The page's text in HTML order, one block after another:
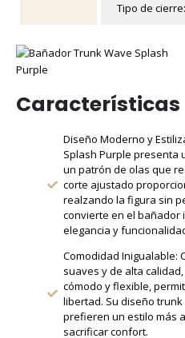
Tipo de
Características
Diseño Moderno y
Splash Purple presenta
un patrón de olas que
corte ajustado
realzando la figura sin
convierte en el bañador
elegancia y
Comodidad Inigualable:
suaves y de alta
cómodo y flexible,
libertad. Su diseño
prefieren un estilo más
sacrificar confort.